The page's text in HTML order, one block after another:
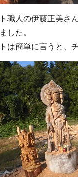
職人の伊藤正美さ
した。
は簡単に言うと、